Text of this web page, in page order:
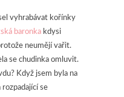
vyhrabávat kořínky
baronka kdysi
neumějí vařit.
se chudinka omluvit.
Když jsem byla na
se